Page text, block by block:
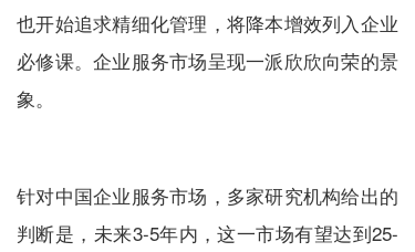
也开始追求精细化管理，将降本增效列入企业
必修课。企业服务市场呈现一派欣欣向荣的景
象。
针对中国企业服务市场，多家研究机构给出的
判断是，未来3-5年内，这一市场有望达到25-